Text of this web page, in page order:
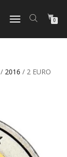
NAVIGAZIONE
0
/ 2016 / 2 EURO